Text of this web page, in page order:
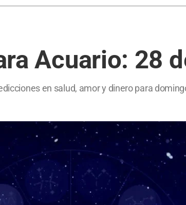
Acuario: 28
en salud, amor y dinero para